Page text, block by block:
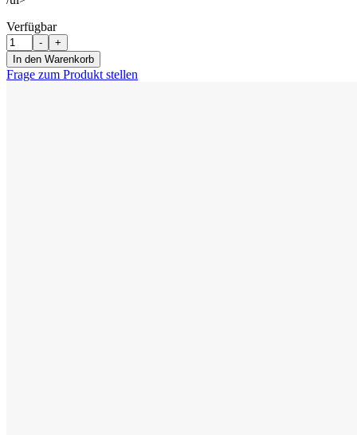
Verfügbar
Menge-
+
In den Warenkorb
Frage zum Produkt stellen